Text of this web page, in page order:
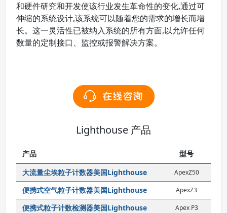
和硬件研究和开发使该行业发生革命性的变化,通过可
伸缩的系统设计,该系统可以随着您的需求的增长而增
长。这一灵活性已被纳入系统的所有方面,以允许任何
数量的定制接口、监控或报警解决方案。
Lighthouse 产品
产品
型号
大流量尘埃粒子计数器美国Lighthouse
ApexZ50
便携式空气粒子计数器美国Lighthouse ApexZ3
便携式粒子计数检测器美国Lighthouse Apex P3